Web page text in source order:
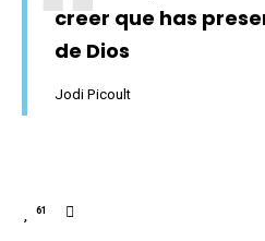
creer que has
de Dios
Jodi Picoult
61